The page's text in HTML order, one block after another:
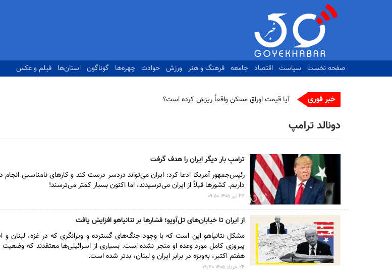
صفحه نخست سیاست اقتصاد جامعه فرهنگ و هنر ورزش حوادث چهره‌ها گوناگون استان‌ها فیلم و عکس
خبر فوری ت_
دونالد ترامپ
ترامپ بار دیگر ایران را هدف گرفت
رئیس‌جمهور آمریکا ادعا کرد: ایران می‌تواند دردسر درست کند و کارهای نامناسبی انجام
داریم. کشورها قبلاً از ایران می‌ترسیدند، اما اکنون بسیار کمتر می‌ترسند!
۲۳ تير ۱۴۰۵ ۰۹:۵۰
از ایران تا خیابان‌های تل‌آویو؛ فشارها بر نتانیاهو افزایش یافت
مشکل نتانیاهو این است که با وجود جنگ‌های گسترده و ویرانگری که در غزه، لبنان و
پیروزی کامل مورد وعده او منجر نشده است. بسیاری از اسرائیلی‌ها معتقدند که وضعیت
هفتم اکتبر، به‌ویژه در برابر ایران و لبنان، بدتر شده است.
۲۴ خرداد ۱۴۰۵ ۰۹:۳۰